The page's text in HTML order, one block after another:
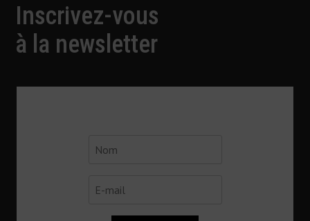
Inscrivez-vous
à la newsletter